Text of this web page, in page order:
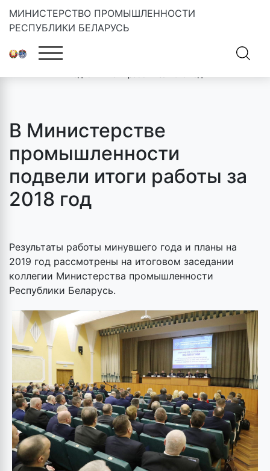
МИНИСТЕРСТВО ПРОМЫШЛЕННОСТИ
РЕСПУБЛИКИ БЕЛАРУСЬ
Главная»
В Министерстве
промышленности
подвели итоги работы за
2018 год
Результаты работы минувшего года и планы на
2019 год рассмотрены на итоговом заседании
коллегии Министерства промышленности
Республики Беларусь.